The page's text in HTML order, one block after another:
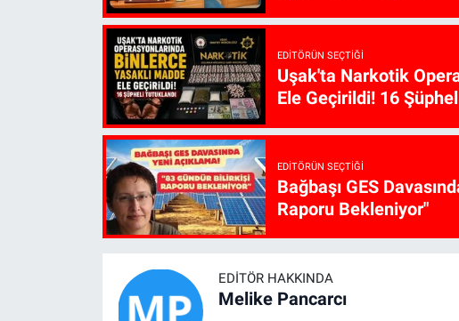
EDITÖRÜN SEÇTIĞI
Uşak'ta Narkotik
Ele Geçirildi! 16
EDITÖRÜN SEÇTIĞI
Bağbaşı GES
Raporu Bekleniyor"
EDITÖR HAKKINDA
Melike Pancarcı